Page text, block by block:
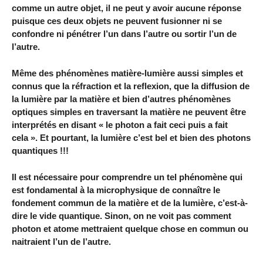
comme un autre objet, il ne peut y avoir aucune réponse
puisque ces deux objets ne peuvent fusionner ni se
confondre ni pénétrer l’un dans l’autre ou sortir l’un de
l’autre.
Même des phénomènes matière-lumière aussi simples et
connus que la réfraction et la reflexion, que la diffusion de
la lumière par la matière et bien d’autres phénomènes
optiques simples en traversant la matière ne peuvent être
interprétés en disant « le photon a fait ceci puis a fait
cela ». Et pourtant, la lumière c’est bel et bien des photons
quantiques !!!
Il est nécessaire pour comprendre un tel phénomène qui
est fondamental à la microphysique de connaître le
fondement commun de la matière et de la lumière, c’est-à-
dire le vide quantique. Sinon, on ne voit pas comment
photon et atome mettraient quelque chose en commun ou
naitraient l’un de l’autre.